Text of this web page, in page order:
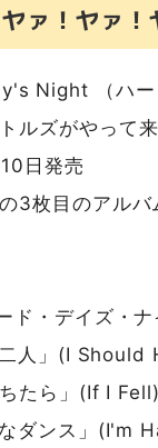
ァ！ヤァ！
Night （ハー
ルズがやって
日発売
3枚目のアルバ
ド・デイズ・
人」(I
たら」(If I Fell)
ダンス」(I'm